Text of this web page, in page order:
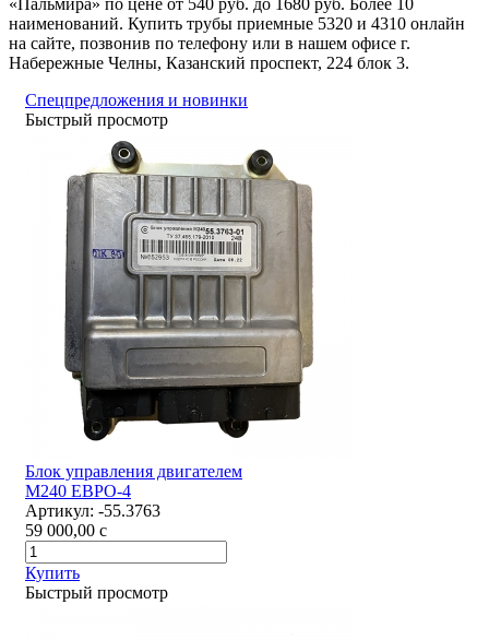
«Пальмира» по цене от 540 руб. до 1680 руб. Более 10
наименований. Купить трубы приемные 5320 и 4310 онлайн
на сайте, позвонив по телефону или в нашем офисе г.
Набережные Челны, Казанский проспект, 224 блок 3.
Спецпредложения и новинки
Быстрый просмотр
Блок управления двигателем
М240 ЕВРО-4
Артикул: -55.3763
59 000,00 c
Купить
Быстрый просмотр